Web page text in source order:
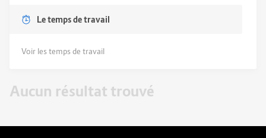
Le temps de travail
Voir les temps de travail
Aucun résultat trouvé